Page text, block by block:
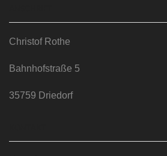
Christof Rothe
Bahnhofstraße 5
35759 Driedorf